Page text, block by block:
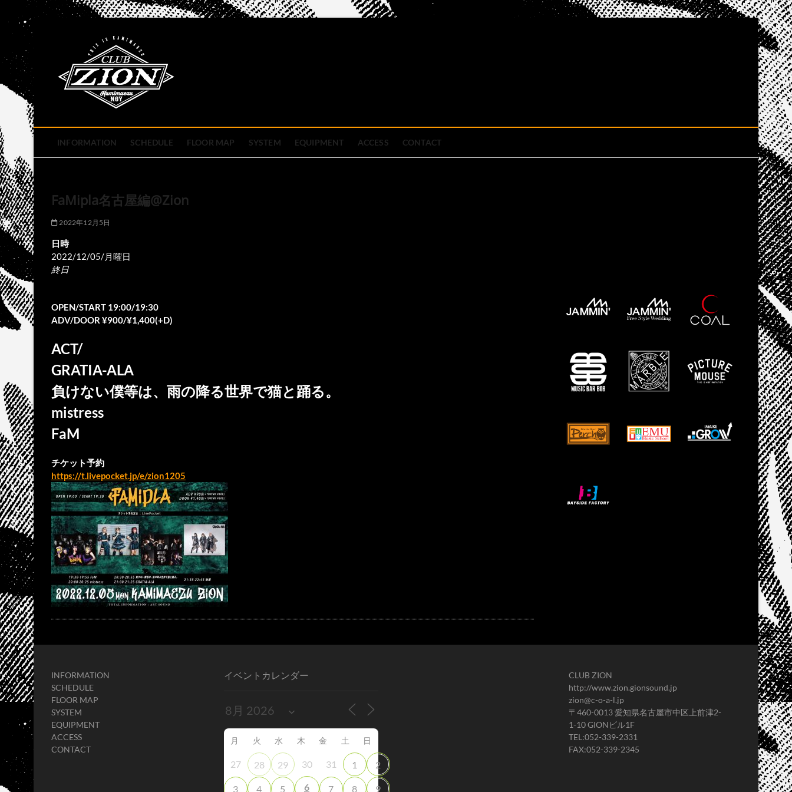
content
INFORMATION SCHEDULE FLOOR MAP SYSTEM EQUIPMENT ACCESS CONTACT
FaMipla名古屋編@Zion
2022年12月5日
日時
2022/12/05/月曜日
終日
OPEN/START 19:00/19:30
ADV/DOOR ¥900/¥1,400(+D)
ACT/
GRATIA-ALA
負けない僕等は、雨の降る世界で猫と踊る。
mistress
FaM
チケット予約
https://t.livepocket.jp/e/zion1205
INFORMATION
SCHEDULE
FLOOR MAP
SYSTEM
EQUIPMENT
ACCESS
CONTACT
イベントカレンダー
月 火 水 木 金 土 日
27 28 29 30 31 1 2
3 4 5 6 7 8 9
CLUB ZION
http://www.zion.gionsound.jp
zion@c-o-a-l.jp
〒460-0013 愛知県名古屋市中区上前津2-
1-10 GIONビル1F
TEL:052-339-2331
FAX:052-339-2345